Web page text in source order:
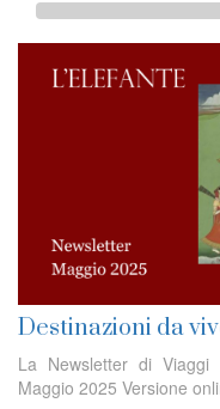
Destinazioni da
La Newsletter di Viaggi
Maggio 2025 Versione